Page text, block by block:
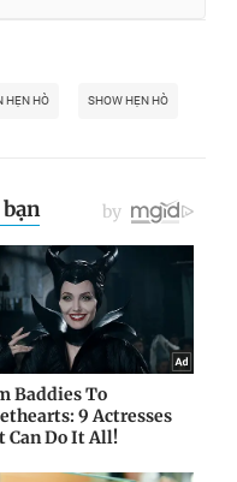
HẸN HÒ SHOW HẸN HÒ